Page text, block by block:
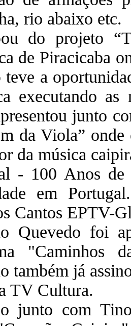
rio abaixo etc.
do projeto
de Piracicaba
a
executando
junto
da Viola”
da música
- 100 Anos
em
Cantos EPTV-
Quevedo foi
"Caminhos
também já
TV Cultura.
junto com